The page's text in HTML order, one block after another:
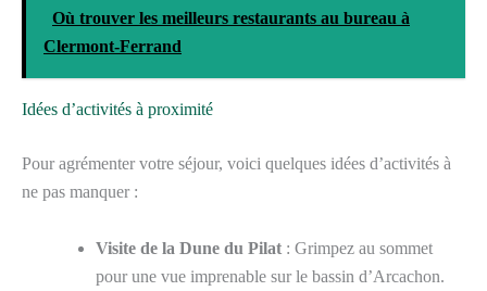
Où trouver les meilleurs restaurants au bureau à
Clermont-Ferrand
Idées d’activités à proximité
Pour agrémenter votre séjour, voici quelques idées d’activités à
ne pas manquer :
Visite de la Dune du Pilat : Grimpez au sommet
pour une vue imprenable sur le bassin d’Arcachon.